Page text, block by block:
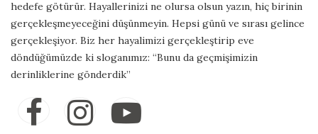
hedefe götürür. Hayallerinizi ne olursa olsun yazın, hiç birinin
gerçekleşmeyeceğini düşünmeyin. Hepsi günü ve sırası gelince
gerçekleşiyor. Biz her hayalimizi gerçekleştirip eve
döndüğümüzde ki sloganımız: “Bunu da geçmişimizin
derinliklerine gönderdik”